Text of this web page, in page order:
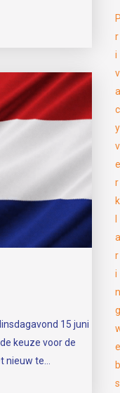
15 juni
keuze voor de
nieuw te…
r
i
v
a
c
y
v
e
r
k
a
r
i
n
g
e
b
s